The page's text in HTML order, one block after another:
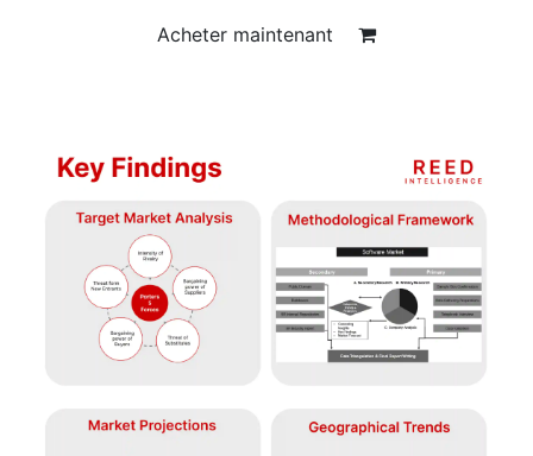
Acheter maintenant